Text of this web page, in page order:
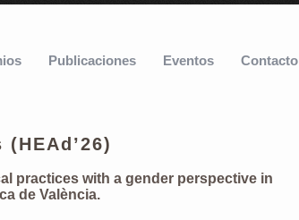
Publicaciones Eventos Contacto
practices with a gender perspective in
de València.